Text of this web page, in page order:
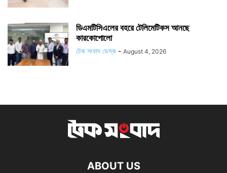
ডিএমটিসিএলের বহরে টেলিমেটিকস আনছে
কারকোপোলো
টেক সংবাদ ডেস্ক - August 4, 2026
ABOUT US